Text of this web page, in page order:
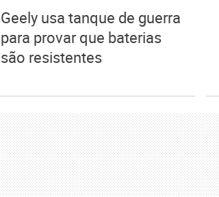
Geely usa tanque de guerra
para provar que baterias
são resistentes